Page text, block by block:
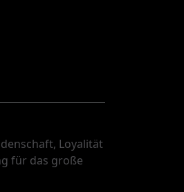
Loyalität
für das große